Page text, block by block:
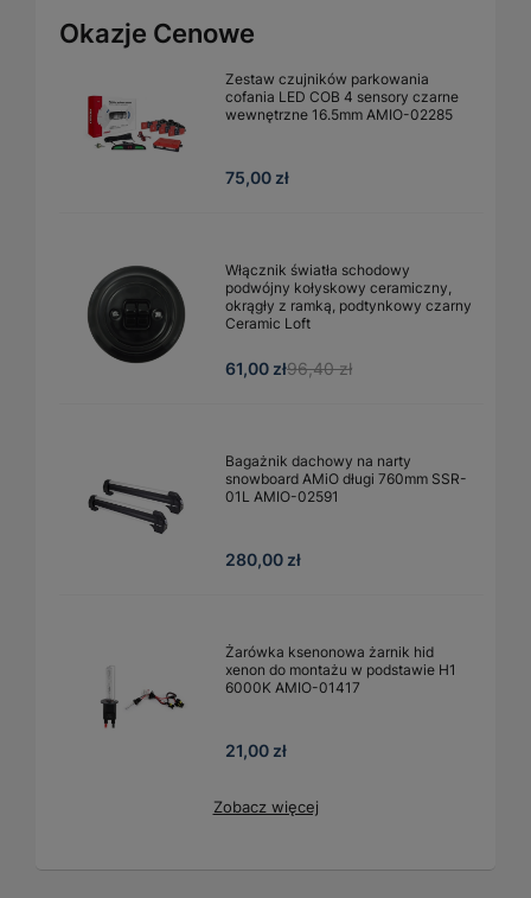
Okazje Cenowe
Zestaw czujników parkowania
cofania LED COB 4 sensory czarne
wewnętrzne 16.5mm AMIO-02285
75,00 zł
Włącznik światła schodowy
podwójny kołyskowy ceramiczny,
okrągły z ramką, podtynkowy czarny
Ceramic Loft
61,00 zł96,40 zł
Bagażnik dachowy na narty
snowboard AMiO długi 760mm SSR-
01L AMIO-02591
280,00 zł
Żarówka ksenonowa żarnik hid
xenon do montażu w podstawie H1
6000K AMIO-01417
21,00 zł
Zobacz więcej